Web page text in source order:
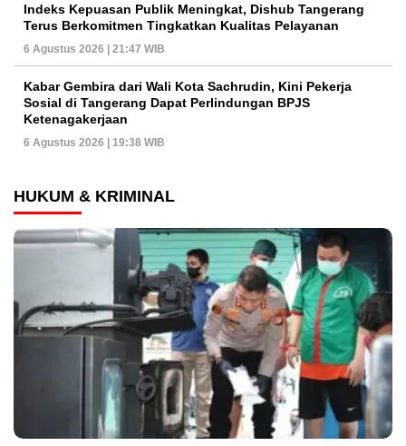
Indeks Kepuasan Publik Meningkat, Dishub Tangerang
Terus Berkomitmen Tingkatkan Kualitas Pelayanan
6 Agustus 2026 | 21:47 WIB
Kabar Gembira dari Wali Kota Sachrudin, Kini Pekerja
Sosial di Tangerang Dapat Perlindungan BPJS
Ketenagakerjaan
6 Agustus 2026 | 19:38 WIB
HUKUM & KRIMINAL